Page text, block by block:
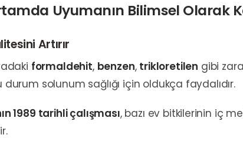
Uyumanın Bilimsel Olarak
Artırır
formaldehit, benzen, trikloretilen gibi
durum solunum sağlığı için oldukça faydalıdır.
1989 tarihli çalışması, bazı ev bitkilerinin iç